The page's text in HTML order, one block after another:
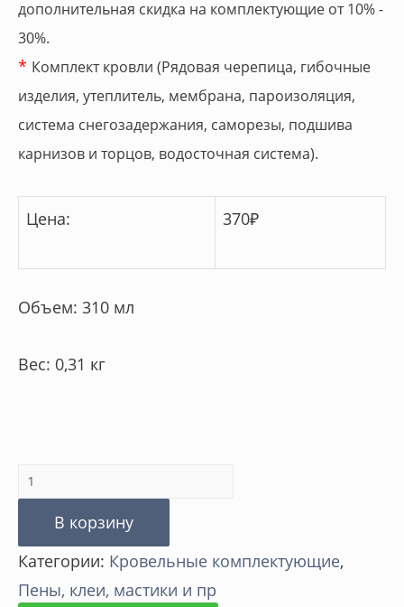
дополнительная скидка на комплектующие от 10% -
30%.
* Комплект кровли (Рядовая черепица, гибочные
изделия, утеплитель, мембрана, пароизоляция,
система снегозадержания, саморезы, подшива
карнизов и торцов, водосточная система).
Цена: 370₽
Объем: 310 мл
Вес: 0,31 кг
Количество
товара
Мастика
ТЕХНОНИКОЛЬ
В корзину
Категории: Кровельные комплектующие,
Пены, клеи, мастики и пр